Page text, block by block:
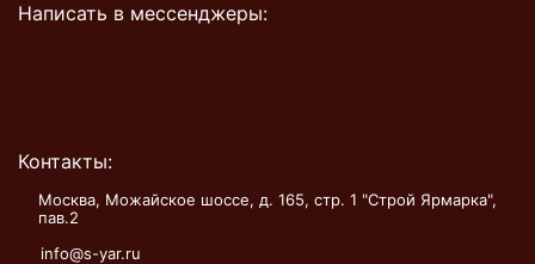
Написать в мессенджеры:
Контакты:
Москва, Можайское шоссе, д. 165, стр. 1 "Строй Ярмарка",
пав.2
info@s-yar.ru